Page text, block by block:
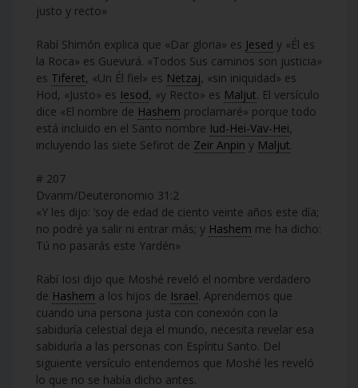
justo y recto»
Rabí Shimón explica que «Dar gloria» es Jesed y «Él es
la Roca» es Guevurá. «Todos Sus caminos son justicia»
es Tiferet, «Un Él fiel» es Netzaj, «sin iniquidad» es
Hod, «Justo» es Iesod, «y Recto» es Maljut. El versículo
dice «El nombre de Hashem proclamaré» porque todo
está incluido en el Santo nombre Iud-Hei-Vav-Hei,
incluyendo las siete Sefirot de Zeir Anpin y Maljut.
# 207
Dvarim/Deuteronomio 31:2
«Y les dijo: ‘soy de edad de ciento veinte años este día;
no podré ya salir ni entrar más; y Hashem me ha dicho:
Tú no pasarás este Yardén»
Rabí Iosi dijo que Moshé reveló el nombre verdadero
de Hashem a los hijos de Israel. Aprendemos que
cuando una persona justa con conexión con la
sabiduría celestial deja el mundo, necesita revelar esa
sabiduría a las personas con Espíritu Santo. Del
siguiente versículo entendemos que Moshé les reveló
lo que no se había dicho antes.